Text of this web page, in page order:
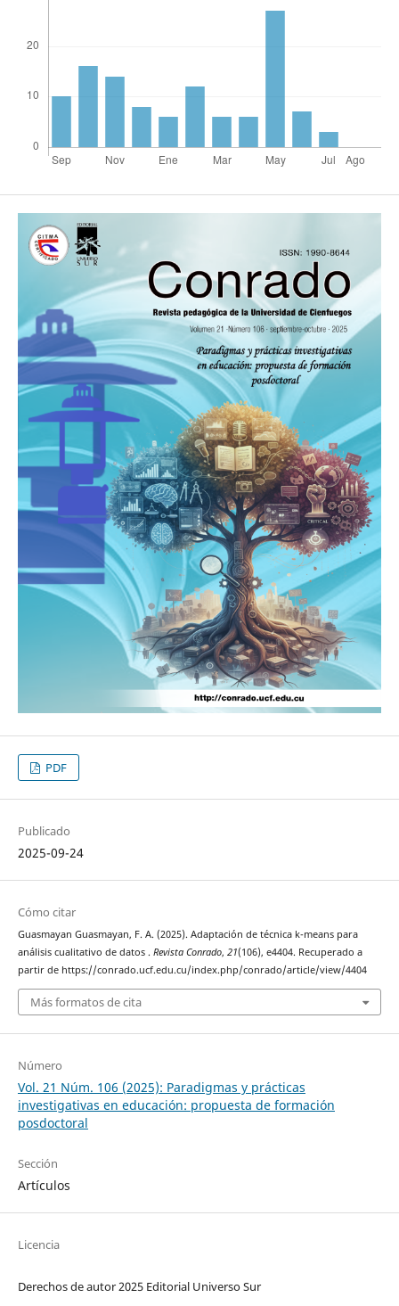
PDF
Publicado
2025-09-24
Cómo citar
Guasmayan Guasmayan, F. A. (2025). Adaptación de técnica k-means para
análisis cualitativo de datos . Revista Conrado, 21(106), e4404. Recuperado a
partir de https://conrado.ucf.edu.cu/index.php/conrado/article/view/4404
Más formatos de cita
Número
Vol. 21 Núm. 106 (2025): Paradigmas y prácticas
investigativas en educación: propuesta de formación
posdoctoral
Sección
Artículos
Licencia
Derechos de autor 2025 Editorial Universo Sur